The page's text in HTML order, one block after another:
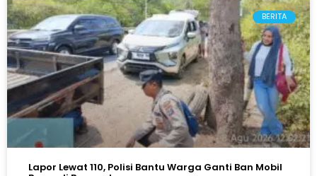
BERITA
Lapor Lewat 110, Polisi Bantu Warga Ganti Ban Mobil